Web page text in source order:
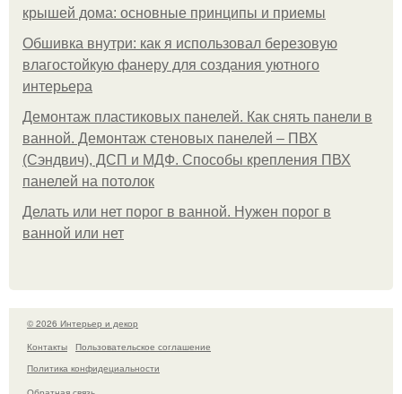
крышей дома: основные принципы и приемы
Обшивка внутри: как я использовал березовую
влагостойкую фанеру для создания уютного
интерьера
Демонтаж пластиковых панелей. Как снять панели в
ванной. Демонтаж стеновых панелей – ПВХ
(Сэндвич), ДСП и МДФ. Способы крепления ПВХ
панелей на потолок
Делать или нет порог в ванной. Нужен порог в
ванной или нет
© 2026 Интерьер и декор
Контакты
Пользовательское соглашение
Политика конфидециальности